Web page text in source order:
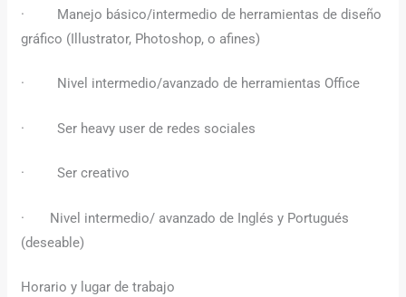
· Manejo básico/intermedio de herramientas de diseño
gráfico (Illustrator, Photoshop, o afines)
· Nivel intermedio/avanzado de herramientas Office
· Ser heavy user de redes sociales
· Ser creativo
· Nivel intermedio/ avanzado de Inglés y Portugués
(deseable)
Horario y lugar de trabajo